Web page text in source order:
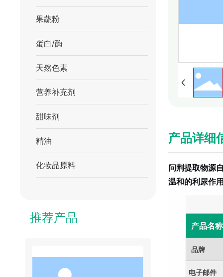
果蔬粉
蛋白/酶
天然色素
营养补充剂
甜味剂
精油
化妆品原料
推荐产品
产品详细
问荆提取物源
温和的利尿作
产品名称
品牌
电子邮件